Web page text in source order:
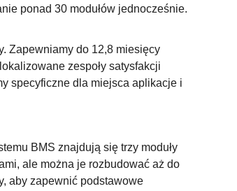
ponad 30 modułów jednocześnie.
Zapewniamy do 12,8 miesięcy
zespoły satysfakcji
specyficzne dla miejsca aplikacje i
BMS znajdują się trzy moduły
ale można je rozbudować aż do
aby zapewnić podstawowe